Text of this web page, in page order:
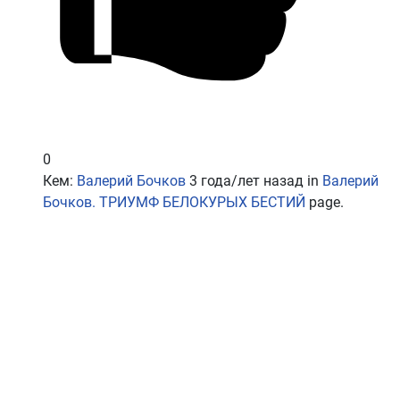
0
Кем: Валерий Бочков 3 года/лет назад in Валерий
Бочков. ТРИУМФ БЕЛОКУРЫХ БЕСТИЙ page.